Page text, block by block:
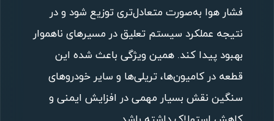
فشار هوا به‌صورت متعادل‌تری توزیع شود و در
نتیجه عملکرد سیستم تعلیق در مسیرهای ناهموار
بهبود پیدا کند. همین ویژگی باعث شده این
قطعه در کامیون‌ها، تریلی‌ها و سایر خودروهای
سنگین نقش بسیار مهمی در افزایش ایمنی و